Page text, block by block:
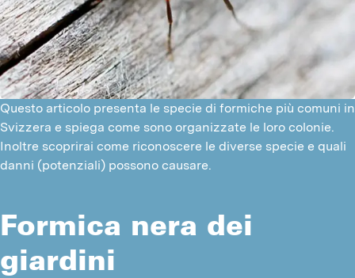
Questo articolo presenta le specie di formiche più comuni in
Svizzera e spiega come sono organizzate le loro colonie.
Inoltre scoprirai come riconoscere le diverse specie e quali
danni (potenziali) possono causare.
Formica nera dei
giardini